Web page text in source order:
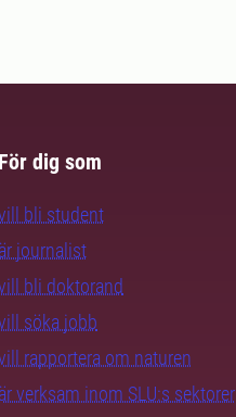
För dig som
bli student
är journalist
bli doktorand
söka jobb
rapportera om naturen
är verksam inom SLU:s sektorer